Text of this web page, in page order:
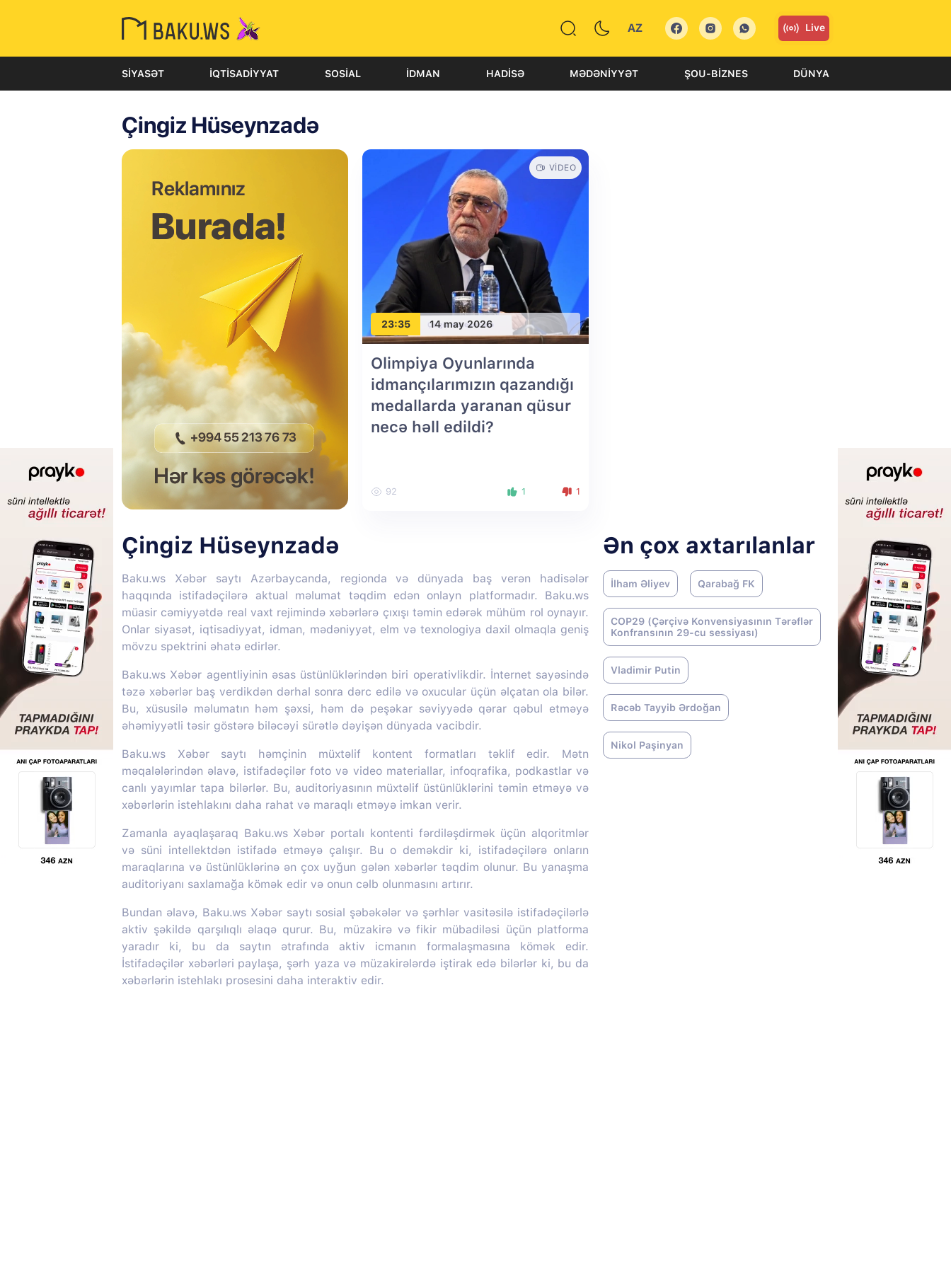
AZ Live
SIYASƏT İQTISADIYYAT SOSIAL İDMAN HADISƏ MƏDƏNIYYƏT ŞOU-BIZNES DÜNYA
Çingiz Hüseynzadə
23:35 14 may 2026
VIDEO
Olimpiya Oyunlarında
idmançılarımızın qazandığı
medallarda yaranan qüsur
necə həll edildi?
92 1 1
Çingiz Hüseynzadə
Baku.ws Xəbər saytı Azərbaycanda, regionda və dünyada baş verən hadisələr
haqqında istifadəçilərə aktual məlumat təqdim edən onlayn platformadır. Baku.ws
müasir cəmiyyətdə real vaxt rejimində xəbərlərə çıxışı təmin edərək mühüm rol oynayır.
Onlar siyasət, iqtisadiyyat, idman, mədəniyyət, elm və texnologiya daxil olmaqla geniş
mövzu spektrini əhatə edirlər.
Baku.ws Xəbər agentliyinin əsas üstünlüklərindən biri operativlikdir. İnternet sayəsində
təzə xəbərlər baş verdikdən dərhal sonra dərc edilə və oxucular üçün əlçatan ola bilər.
Bu, xüsusilə məlumatın həm şəxsi, həm də peşəkar səviyyədə qərar qəbul etməyə
əhəmiyyətli təsir göstərə biləcəyi sürətlə dəyişən dünyada vacibdir.
Baku.ws Xəbər saytı həmçinin müxtəlif kontent formatları təklif edir. Mətn
məqalələrindən əlavə, istifadəçilər foto və video materiallar, infoqrafika, podkastlar və
canlı yayımlar tapa bilərlər. Bu, auditoriyasının müxtəlif üstünlüklərini təmin etməyə və
xəbərlərin istehlakını daha rahat və maraqlı etməyə imkan verir.
Zamanla ayaqlaşaraq Baku.ws Xəbər portalı kontenti fərdiləşdirmək üçün alqoritmlər
və süni intellektdən istifadə etməyə çalışır. Bu o deməkdir ki, istifadəçilərə onların
maraqlarına və üstünlüklərinə ən çox uyğun gələn xəbərlər təqdim olunur. Bu yanaşma
auditoriyanı saxlamağa kömək edir və onun cəlb olunmasını artırır.
Bundan əlavə, Baku.ws Xəbər saytı sosial şəbəkələr və şərhlər vasitəsilə istifadəçilərlə
aktiv şəkildə qarşılıqlı əlaqə qurur. Bu, müzakirə və fikir mübadiləsi üçün platforma
yaradır ki, bu da saytın ətrafında aktiv icmanın formalaşmasına kömək edir.
İstifadəçilər xəbərləri paylaşa, şərh yaza və müzakirələrdə iştirak edə bilərlər ki, bu da
xəbərlərin istehlakı prosesini daha interaktiv edir.
Ən çox axtarılanlar
İlham Əliyev Qarabağ FK
COP29 (Çərçivə Konvensiyasının Tərəflər
Konfransının 29-cu sessiyası)
Vladimir Putin
Rəcəb Tayyib Ərdoğan
Nikol Paşinyan